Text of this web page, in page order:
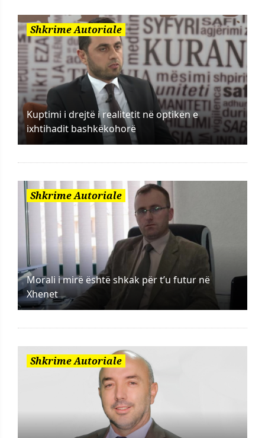
Shkrime Autoriale
Kuptimi i drejtë i realitetit në optikën e
ixhtihadit bashkëkohorë
Shkrime Autoriale
Morali i mirë është shkak për t’u futur në
Xhenet
Shkrime Autoriale